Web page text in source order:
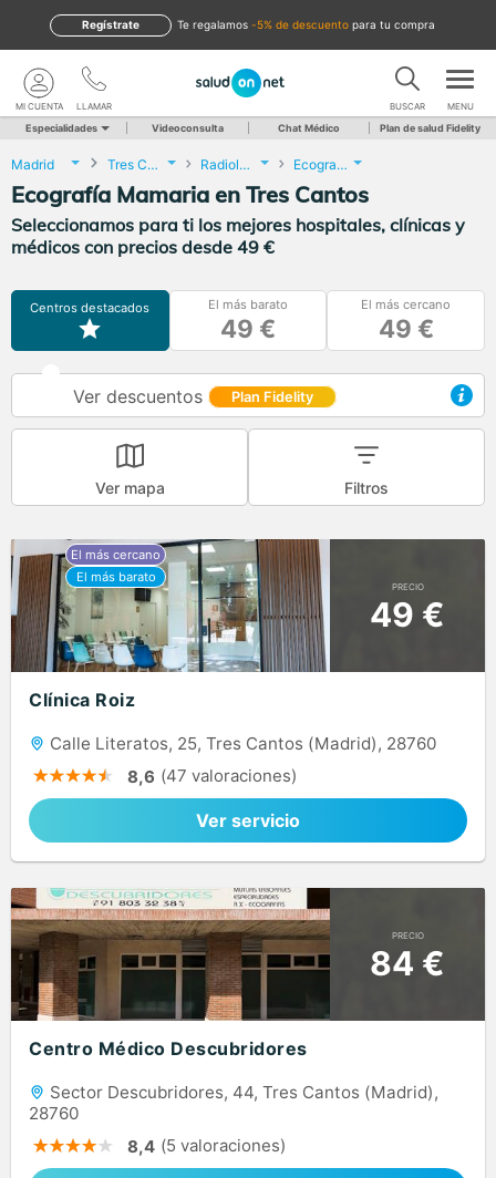
te regalamos -5% de descuento para tu compra
Regístrate
LLAMAR
MI CUENTA BUSCAR MENU
Especialidades Videoconsulta Chat Médico Plan de salud Fidelity
Madrid Tres Cantos Radiología Ecografía Mamaria
Ecografía Mamaria en Tres Cantos
Seleccionamos para ti los mejores hospitales, clínicas y
médicos con precios desde 49 €
Centros destacados El más barato
49 €
El más cercano
49 €
Ver descuentos Plan Fidelity
Ver mapa Filtros
PRECIO
49 €
Clínica Roiz
Calle Literatos, 25, Tres Cantos (Madrid), 28760
8,6 (47 valoraciones)
Ver servicio
PRECIO
84 €
Centro Médico Descubridores
Sector Descubridores, 44, Tres Cantos (Madrid),
28760
8,4 (5 valoraciones)